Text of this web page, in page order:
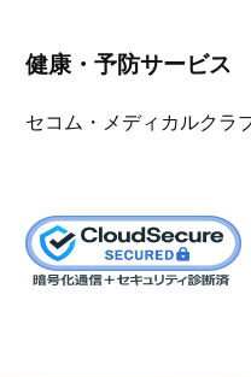
健康・予防サービス
セコム・メディカルクラ